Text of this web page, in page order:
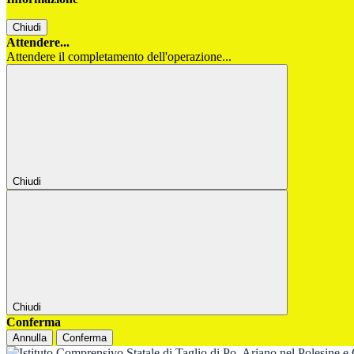
Chiudi
Attendere...
Attendere il completamento dell'operazione...
Chiudi
Chiudi
Conferma
Annulla Conferma